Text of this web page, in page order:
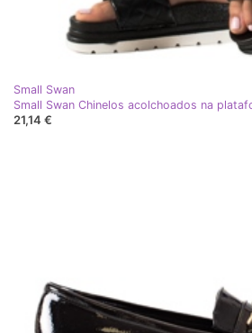
Small Swan
Small Swan Chinelos acolchoados na
21,14 €